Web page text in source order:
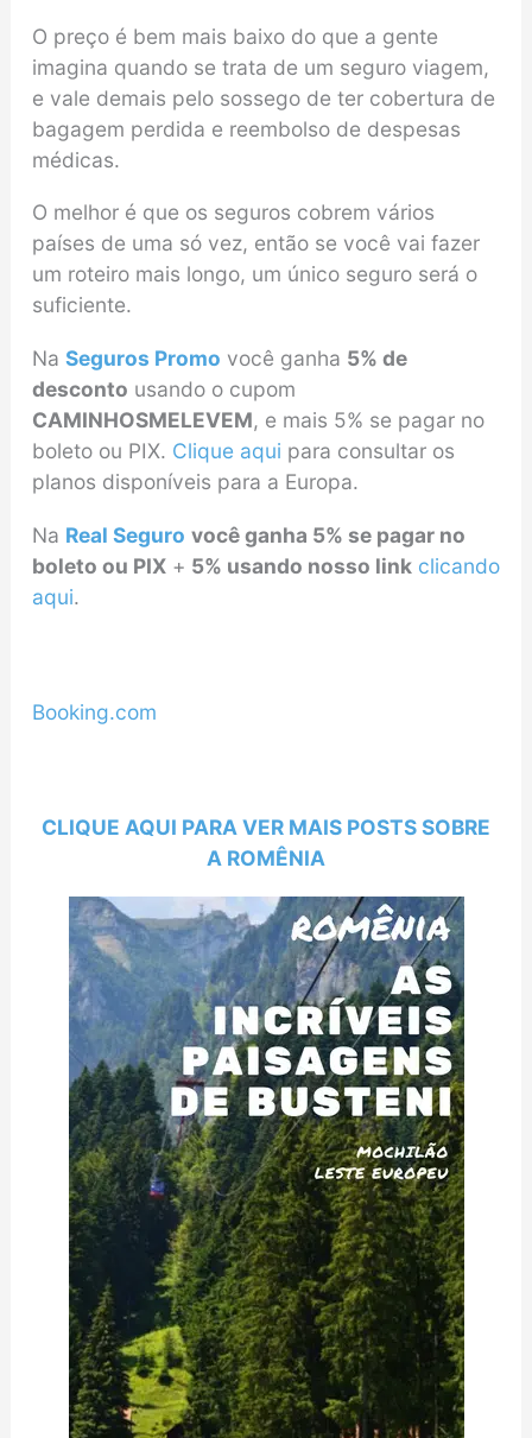
O preço é bem mais baixo do que a gente
imagina quando se trata de um seguro viagem,
e vale demais pelo sossego de ter cobertura de
bagagem perdida e reembolso de despesas
médicas.
O melhor é que os seguros cobrem vários
países de uma só vez, então se você vai fazer
um roteiro mais longo, um único seguro será o
suficiente.
Na Seguros Promo você ganha 5% de
desconto usando o cupom
CAMINHOSMELEVEM, e mais 5% se pagar no
boleto ou PIX. Clique aqui para consultar os
planos disponíveis para a Europa.
Na Real Seguro você ganha 5% se pagar no
boleto ou PIX+ 5% usando nosso link clicando
aqui.
Booking.com
CLIQUE AQUI PARA VER MAIS POSTS SOBRE
A ROMÊNIA